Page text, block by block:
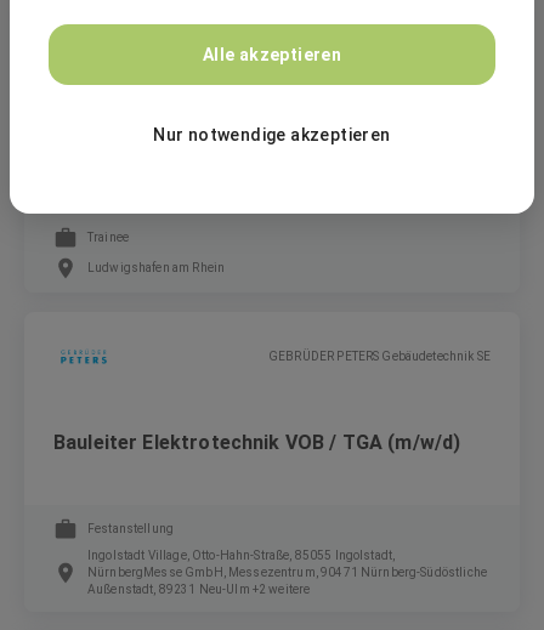
Graduate Program Start IN Finance &
Controlling with focus Finance (m/f/d)
Trainee
Ludwigshafen am Rhein
GEBRÜDER PETERS Gebäudetechnik SE
Bauleiter Elektrotechnik VOB / TGA (m/w/d)
Festanstellung
Ingolstadt Village, Otto-Hahn-Straße, 85055 Ingolstadt,
NürnbergMesse GmbH, Messezentrum, 90471 Nürnberg-Südöstliche
Außenstadt, 89231 Neu-Ulm +2 weitere
Alle akzeptieren
Nur notwendige akzeptieren